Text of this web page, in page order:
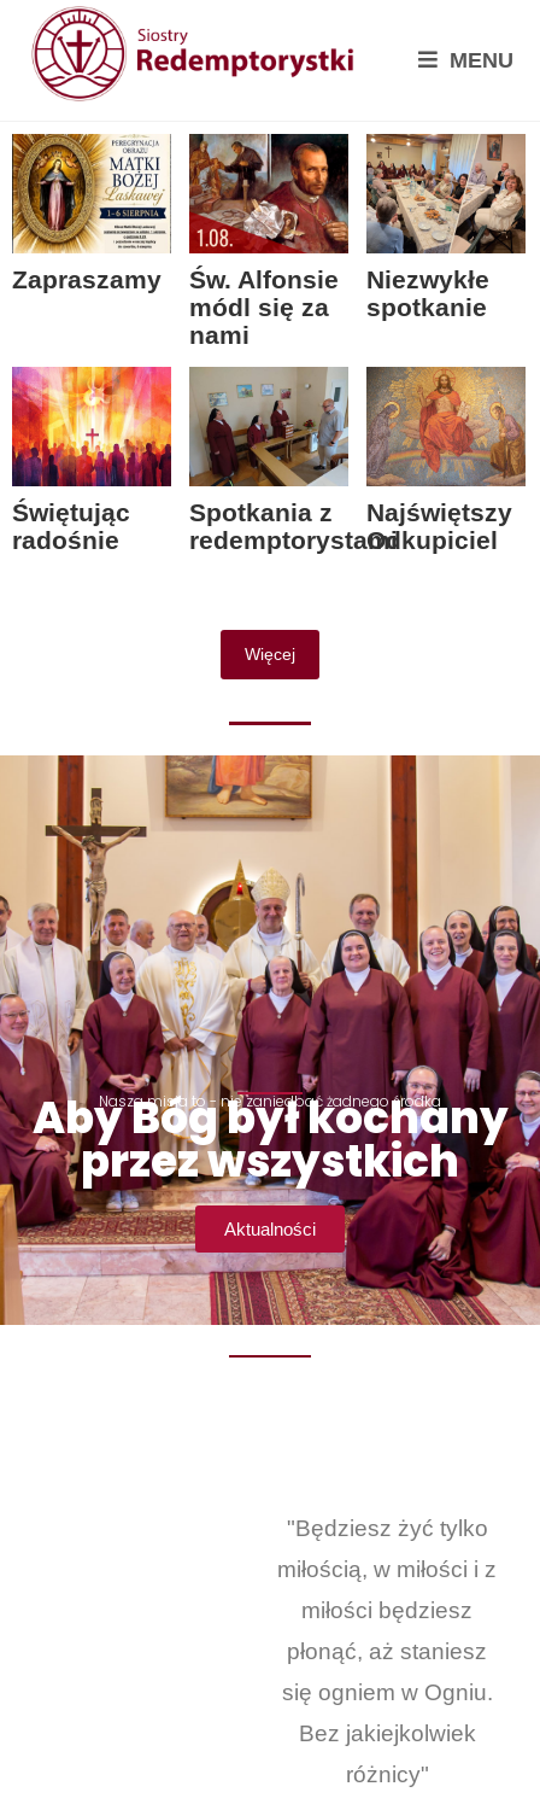
MENU
Zapraszamy
Św. Alfonsie
módl się za
nami
Niezwykłe
spotkanie
Świętując
radośnie
Spotkania z
redemptorystami
Najświętszy
Odkupiciel
Więcej
Nasza misja to - nie zaniedbać żadnego środka
Aby Bóg był kochany
przez wszystkich
Aktualności
"Będziesz żyć tylko
miłością, w miłości i z
miłości będziesz
płonąć, aż staniesz
się ogniem w Ogniu.
Bez jakiejkolwiek
różnicy"